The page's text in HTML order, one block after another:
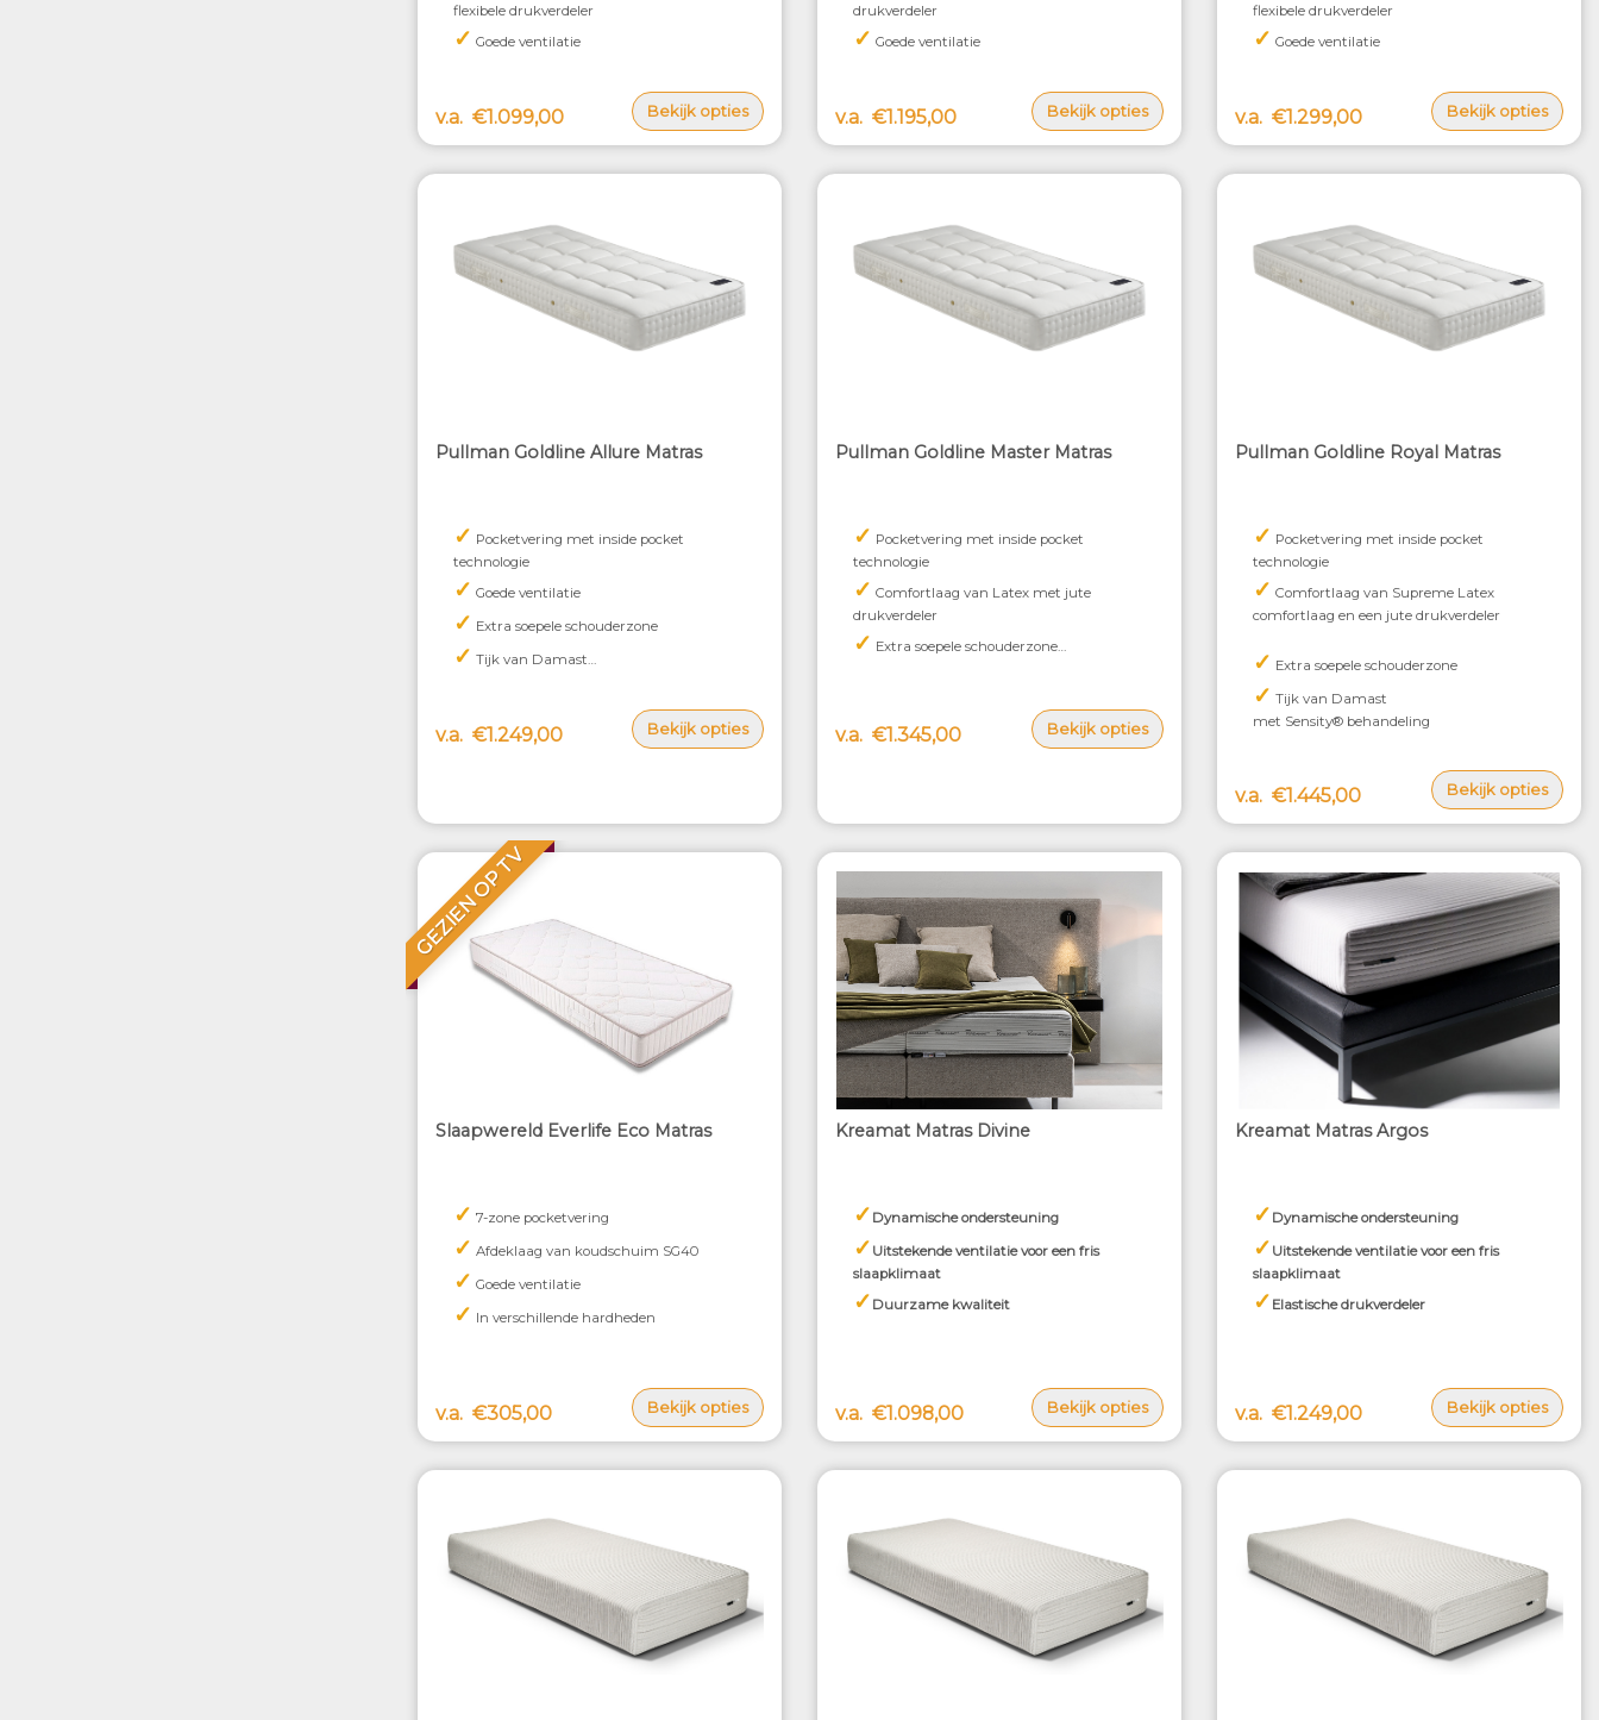
flexibele drukverdeler
✓ Goede ventilatie
v.a. €1.099,00 Bekijk opties
drukverdeler
✓ Goede ventilatie
v.a. €1.195,00 Bekijk opties
flexibele drukverdeler
✓ Goede ventilatie
v.a. €1.299,00 Bekijk opties
Pullman Goldline Allure Matras
✓ Pocketvering met inside pocket
technologie
✓ Goede ventilatie
✓ Extra soepele schouderzone
✓ Tijk van Damast
v.a. €1.249,00 Bekijk opties
Pullman Goldline Master Matras
✓ Pocketvering met inside pocket
technologie
✓ Comfortlaag van Latex met jute
drukverdeler
✓ Extra soepele schouderzone
v.a. €1.345,00 Bekijk opties
Pullman Goldline Royal Matras
✓ Pocketvering met inside pocket
technologie
✓ Comfortlaag van Supreme Latex
comfortlaag en een jute drukverdeler
✓ Extra soepele schouderzone
✓ Tijk van Damast
met Sensity® behandeling
v.a. €1.445,00 Bekijk opties
GEZIEN OP TV
Slaapwereld Everlife Eco Matras
✓ 7-zone pocketvering
✓ Afdeklaag van koudschuim SG40
✓ Goede ventilatie
✓ In verschillende hardheden
v.a. €305,00 Bekijk opties
Kreamat Matras Divine
✓ Dynamische ondersteuning
✓ Uitstekende ventilatie voor een fris
slaapklimaat
✓ Duurzame kwaliteit
v.a. €1.098,00 Bekijk opties
Kreamat Matras Argos
✓ Dynamische ondersteuning
✓ Uitstekende ventilatie voor een fris
slaapklimaat
✓ Elastische drukverdeler
v.a. €1.249,00 Bekijk opties